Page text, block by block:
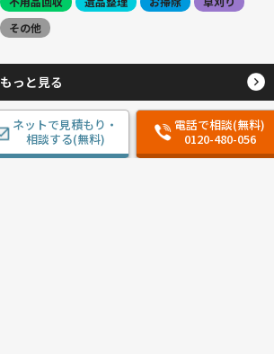
その他
もっと見る
ネットで見積もり・
相談する(無料)
電話で相談(無料)
0120-480-056